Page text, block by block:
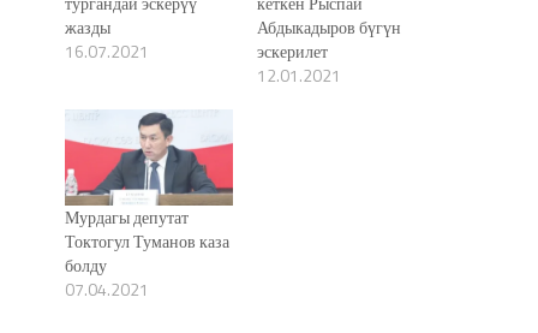
жазды
16.07.2021
Абдыкадыров бүгүн
эскерилет
12.01.2021
Мурдагы депутат
Токтогул Туманов каза
болду
07.04.2021